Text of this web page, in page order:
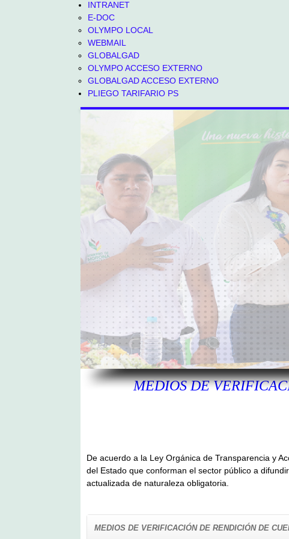
INTRANET
E-DOC
OLYMPO LOCAL
WEBMAIL
GLOBALGAD
OLYMPO ACCESO EXTERNO
GLOBALGAD ACCESO EXTERNO
PLIEGO TARIFARIO PS
MEDIOS DE
De acuerdo a la Ley Orgánica de Transparencia y
del Estado que conforman el sector público a
actualizada de naturaleza obligatoria.
MEDIOS DE VERIFICACIÓN DE RENDICIÓN DE